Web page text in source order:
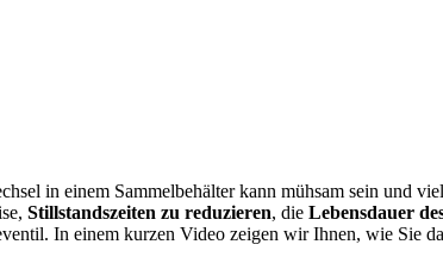
in einem Sammelbehälter kann mühsam sein und
Stillstandszeiten zu reduzieren, die Lebensdauer
In einem kurzen Video zeigen wir Ihnen, wie Sie